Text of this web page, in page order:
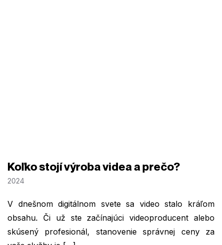
Koľko stojí výroba videa a prečo?
2024
V dnešnom digitálnom svete sa video stalo kráľom
obsahu. Či už ste začínajúci videoproducent alebo
skúsený profesionál, stanovenie správnej ceny za